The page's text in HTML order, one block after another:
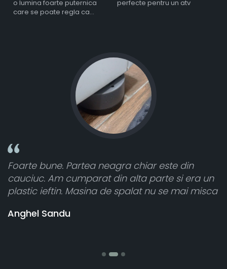
o lumina foarte puternica
care se poate regla ca
perfecte pentru un atv
chiar este din
alta parte si era un
nu se mai misca
Toate sunt foarte
atât de bine în curtea din
cele 8 bucati dar una nu a